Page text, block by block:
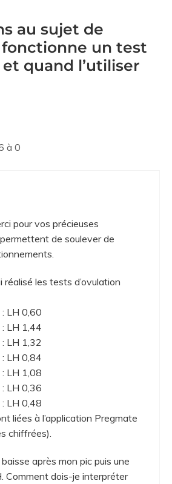
au sujet de
fonctionne un test
et quand l’utiliser
à 0
pour vos précieuses
de soulever de
réalisé les tests d’ovulation
LH 0,60
LH 1,44
LH 1,32
LH 0,84
LH 1,08
LH 0,36
LH 0,48
liées à l’application Pregmate
chiffrées).
après mon pic puis une
Comment dois-je interpréter